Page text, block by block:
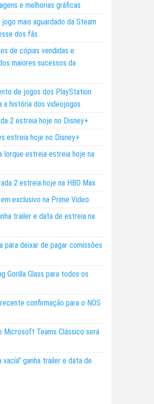
e melhorias gráficas
mais aguardado da Steam
dos fãs
de cópias vendidas e
maiores sucessos da
de jogos dos PlayStation
a história dos videojogos
2 estreia hoje no Disney+
estreia hoje no Disney+
Iorque estreia estreia hoje na
2 estreia hoje na HBO Max
exclusivo na Prime Video
trailer e data de estreia na
para deixar de pagar comissões
Gorilla Glass para todos os
confirmação para o NOS
Microsoft Teams Clássico será
vacía” ganha trailer e data de